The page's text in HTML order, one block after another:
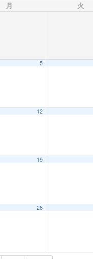
月 火
5
12
19
26